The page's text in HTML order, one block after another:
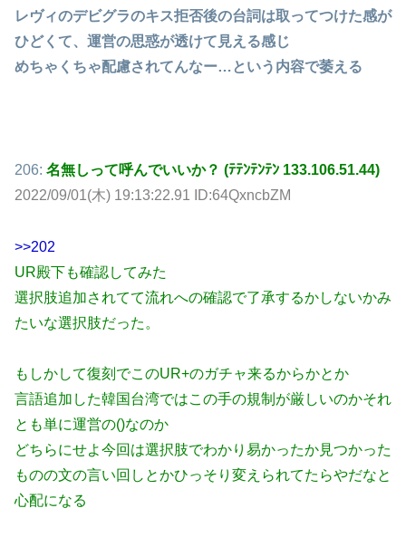
レヴィのデビグラのキス拒否後の台詞は取ってつけた感が
ひどくて、運営の思惑が透けて見える感じ
めちゃくちゃ配慮されてんなー…という内容で萎える
206: 名無しって呼んでいいか？ (ﾃﾃﾝﾃﾝﾃﾝ 133.106.51.44)
2022/09/01(木) 19:13:22.91 ID:64QxncbZM
>>202
UR殿下も確認してみた
選択肢追加されてて流れへの確認で了承するかしないかみ
たいな選択肢だった。
もしかして復刻でこのUR+のガチャ来るからかとか
言語追加した韓国台湾ではこの手の規制が厳しいのかそれ
とも単に運営の()なのか
どちらにせよ今回は選択肢でわかり易かったか見つかった
ものの文の言い回しとかひっそり変えられてたらやだなと
心配になる